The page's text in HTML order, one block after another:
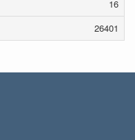
16
26401